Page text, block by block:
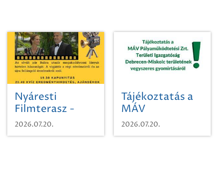
Nyáresti
Filmterasz -
Beugró a
Paradicsomba
2026.07.20.
Tájékoztatás a
MÁV
Pályaműködtetési
Zrt. Területi
2026.07.20.